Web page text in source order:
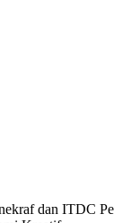
dan ITDC